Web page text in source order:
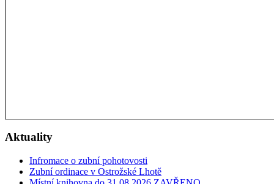
Aktuality
Infromace o zubní pohotovosti
Zubní ordinace v Ostrožské Lhotě